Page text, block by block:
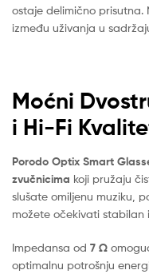
ostaje delimično
između uživanja u
Moćni
i Hi-Fi
Porodo Optix Smart
zvučnicima koji pružaju
slušate omiljenu muziku,
možete očekivati
Impedansa od 7 Ω
optimalnu potrošnju